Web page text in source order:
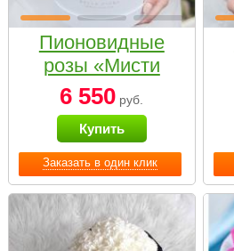
Заказать в один клик
Пионовидные
розы «Мисти
бабблс» в белой
коробке Small
6 550 руб.
Купить